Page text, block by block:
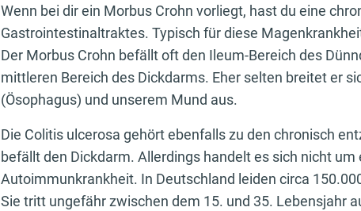
Wenn bei dir ein Morbus Crohn vorliegt, hast du eine
Gastrointestinaltraktes. Typisch für diese
Der Morbus Crohn befällt oft den Ileum-Bereich des
mittleren Bereich des Dickdarms. Eher selten breitet er
(Ösophagus) und unserem Mund aus.
Die Colitis ulcerosa gehört ebenfalls zu den chronisch
befällt den Dickdarm. Allerdings handelt es sich nicht um
Autoimmunkrankheit. In Deutschland leiden circa
Sie tritt ungefähr zwischen dem 15. und 35. Lebensjahr